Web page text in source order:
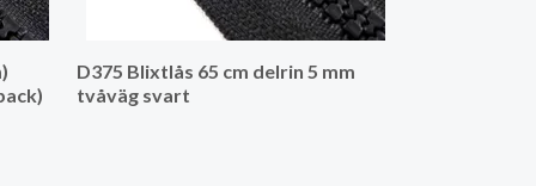
D375 Blixtlås 65 cm delrin 5 mm
tvåväg svart